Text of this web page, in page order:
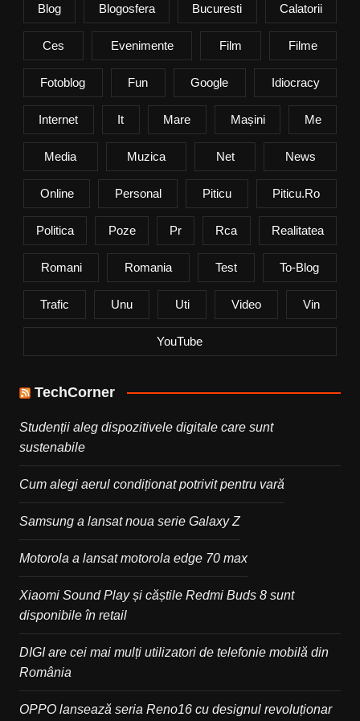
Blog Blogosfera Bucuresti Calatorii
Ces Evenimente Film Filme
Fotoblog Fun Google Idiocracy
Internet It Mare Mașini Me
Media Muzica Net News
Online Personal Piticu Piticu.ro
Politica Poze Pr Rca Realitatea
Romani Romania Test To-Blog
Trafic Unu Uti Video Vin
YouTube
TechCorner
Studenții aleg dispozitivele digitale care sunt
sustenabile
Cum alegi aerul condiționat potrivit pentru vară
Samsung a lansat noua serie Galaxy Z
Motorola a lansat motorola edge 70 max
Xiaomi Sound Play și căștile Redmi Buds 8 sunt
disponibile în retail
DIGI are cei mai mulți utilizatori de telefonie mobilă din
România
OPPO lansează seria Reno16 cu designul revoluționar